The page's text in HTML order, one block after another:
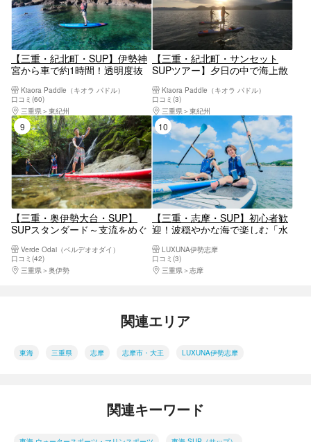
【三重・紀北町・SUP】伊勢神
宮から車で約1時間！透明度抜
アー（無人島や秘境ビーチでテ
ィータイム付・2時間半）​​​​​​​​
Kiaora Paddle（キオラ パドル）
口コミ(60)
三重県
東紀州
【三重・紀北町・サンセット
SUPツアー】夕日の中で海上散
ーチでティータイム・焼きマシ
ュマロ付き（2時間）
Kiaora Paddle（キオラ パドル）
口コミ(3)
三重県
東紀州
9位
【三重・奥伊勢大台・SUP】
SUPスタンダード～支流をめぐ
Verde Odai（ベルデオオダイ）
口コミ(42)
三重県
奥伊勢
10位
【三重・志摩・SUP】初心者歓
迎！波穏やかな海で楽しむ「水
LUXUNA伊勢志摩
口コミ(3)
三重県
志摩
関連エリア
東海 三重県 志摩 志摩市・大王 LUXUNA伊勢志摩
関連キーワード